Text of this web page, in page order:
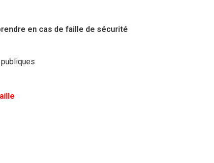
en cas de faille de sécurité